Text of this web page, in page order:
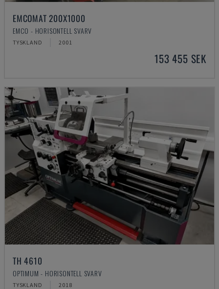
EMCOMAT 200X1000
EMCO - HORISONTELL SVARV
TYSKLAND 2001
153 455 SEK
TH 4610
OPTIMUM - HORISONTELL SVARV
TYSKLAND 2018